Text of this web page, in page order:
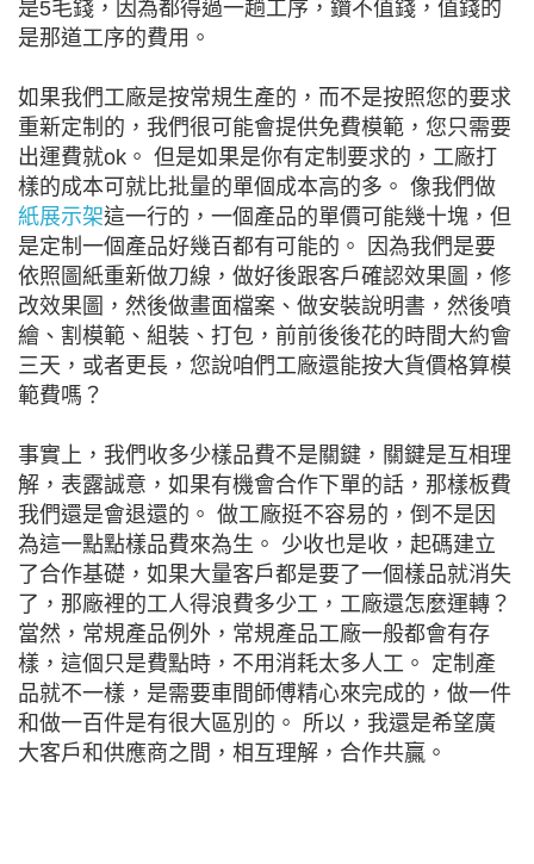
是5毛錢，因為都得過一趟工序，鑽不值錢，值錢的
是那道工序的費用。
如果我們工廠是按常規生產的，而不是按照您的要求
重新定制的，我們很可能會提供免費模範，您只需要
出運費就ok。 但是如果是你有定制要求的，工廠打
樣的成本可就比批量的單個成本高的多。 像我們做
紙展示架這一行的，一個產品的單價可能幾十塊，但
是定制一個產品好幾百都有可能的。 因為我們是要
依照圖紙重新做刀線，做好後跟客戶確認效果圖，修
改效果圖，然後做畫面檔案、做安裝說明書，然後噴
繪、割模範、組裝、打包，前前後後花的時間大約會
三天，或者更長，您說咱們工廠還能按大貨價格算模
範費嗎？
事實上，我們收多少樣品費不是關鍵，關鍵是互相理
解，表露誠意，如果有機會合作下單的話，那樣板費
我們還是會退還的。 做工廠挺不容易的，倒不是因
為這一點點樣品費來為生。 少收也是收，起碼建立
了合作基礎，如果大量客戶都是要了一個樣品就消失
了，那廠裡的工人得浪費多少工，工廠還怎麼運轉？
當然，常規產品例外，常規產品工廠一般都會有存
樣，這個只是費點時，不用消耗太多人工。 定制產
品就不一樣，是需要車間師傅精心來完成的，做一件
和做一百件是有很大區別的。 所以，我還是希望廣
大客戶和供應商之間，相互理解，合作共贏。